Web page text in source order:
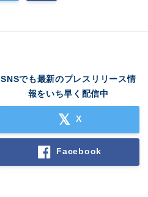
SNSでも最新のプレスリリース情
報をいち早く配信中
X
Facebook